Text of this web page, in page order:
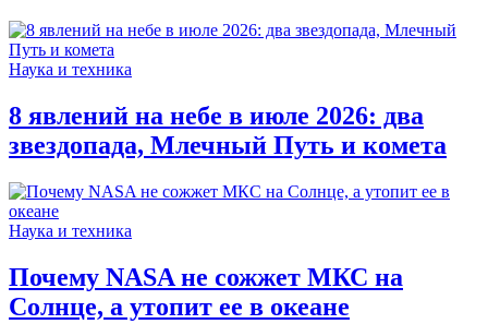
Наука и техника
8 явлений на небе в июле 2026: два
звездопада, Млечный Путь и комета
Наука и техника
Почему NASA не сожжет МКС на
Солнце, а утопит ее в океане